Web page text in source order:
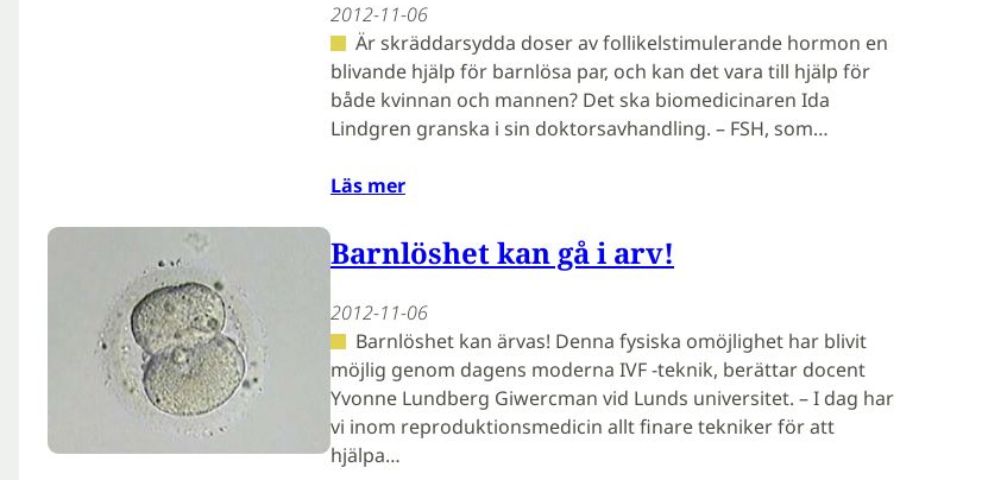
2012-11-06
Är skräddarsydda doser av follikelstimulerande hormon en
blivande hjälp för barnlösa par, och kan det vara till hjälp för
både kvinnan och mannen? Det ska biomedicinaren Ida
Lindgren granska i sin doktorsavhandling. – FSH, som…
Läs mer
Barnlöshet kan gå i arv!
2012-11-06
Barnlöshet kan ärvas! Denna fysiska omöjlighet har blivit
möjlig genom dagens moderna IVF -teknik, berättar docent
Yvonne Lundberg Giwercman vid Lunds universitet. – I dag har
vi inom reproduktionsmedicin allt finare tekniker för att
hjälpa…